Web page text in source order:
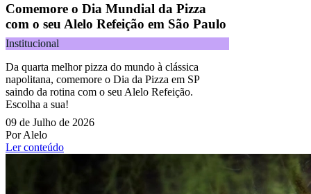
Comemore o Dia Mundial da Pizza
com o seu Alelo Refeição em São Paulo
Institucional
Da quarta melhor pizza do mundo à clássica
napolitana, comemore o Dia da Pizza em SP
saindo da rotina com o seu Alelo Refeição.
Escolha a sua!
09 de Julho de 2026
Por Alelo
Ler conteúdo